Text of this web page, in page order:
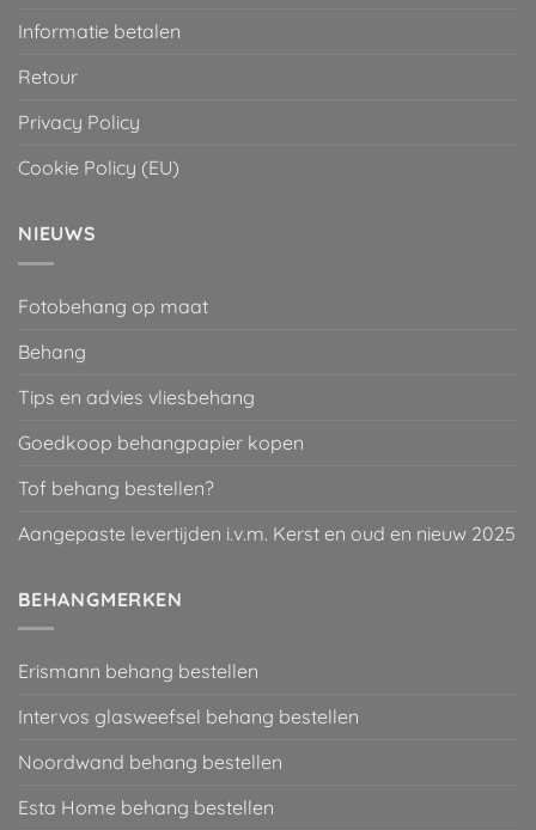
Informatie betalen
Retour
Privacy Policy
Cookie Policy (EU)
NIEUWS
Fotobehang op maat
Behang
Tips en advies vliesbehang
Goedkoop behangpapier kopen
Tof behang bestellen?
Aangepaste levertijden i.v.m. Kerst en oud en nieuw 2025
BEHANGMERKEN
Erismann behang bestellen
Intervos glasweefsel behang bestellen
Noordwand behang bestellen
Esta Home behang bestellen